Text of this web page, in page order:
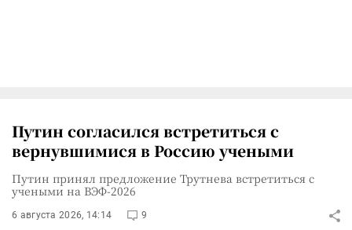
Путин согласился встретиться с
вернувшимися в Россию учеными
Путин принял предложение Трутнева встретиться с
учеными на ВЭФ-2026
6 августа 2026, 14:14 9